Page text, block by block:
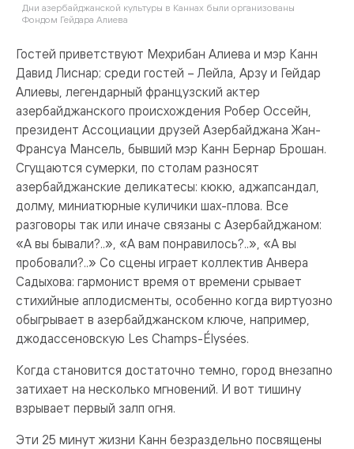
Дни азербайджанской культуры в Каннах были организованы
Фондом Гейдара Алиева
Гостей приветствуют Мехрибан Алиева и мэр Канн
Давид Лиснар; среди гостей – Лейла, Арзу и Гейдар
Алиевы, легендарный французский актер
азербайджанского происхождения Робер Оссейн,
президент Ассоциации друзей Азербайджана Жан-
Франсуа Мансель, бывший мэр Канн Бернар Брошан.
Сгущаются сумерки, по столам разносят
азербайджанские деликатесы: кюкю, аджапсандал,
долму, миниатюрные куличики шах-плова. Все
разговоры так или иначе связаны с Азербайджаном:
«А вы бывали?..», «А вам понравилось?..», «А вы
пробовали?..» Со сцены играет коллектив Анвера
Садыхова: гармонист время от времени срывает
стихийные аплодисменты, особенно когда виртуозно
обыгрывает в азербайджанском ключе, например,
джодассеновскую Les Champs-Élysées.
Когда становится достаточно темно, город внезапно
затихает на несколько мгновений. И вот тишину
взрывает первый залп огня.
Эти 25 минут жизни Канн безраздельно посвящены